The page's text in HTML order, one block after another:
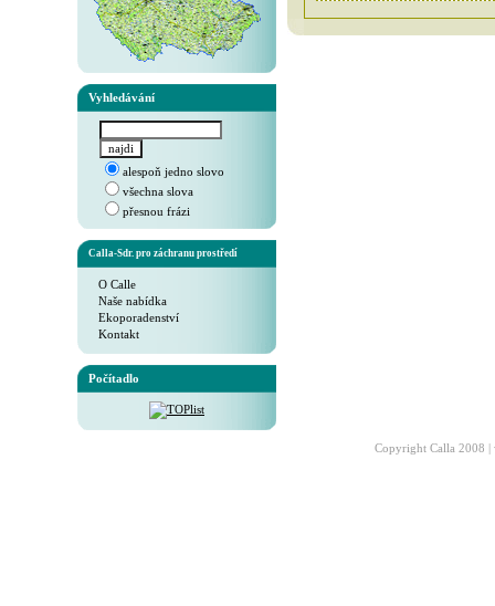
Vyhledávání
alespoň jedno slovo
všechna slova
přesnou frázi
Calla-Sdr. pro záchranu prostředí
O Calle
Naše nabídka
Ekoporadenství
Kontakt
Počítadlo
Copyright Calla 2008 |